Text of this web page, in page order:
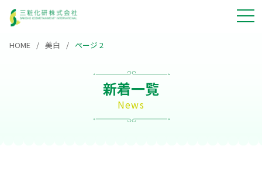
HOME 美白 ページ 2
新着一覧
News